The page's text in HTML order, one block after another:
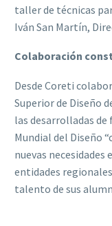
taller de técnicas
Iván San Martín,
Colaboración
Desde Coreti
Superior de Diseño
las desarrolladas
Mundial del Diseño
nuevas
entidades
talento de sus